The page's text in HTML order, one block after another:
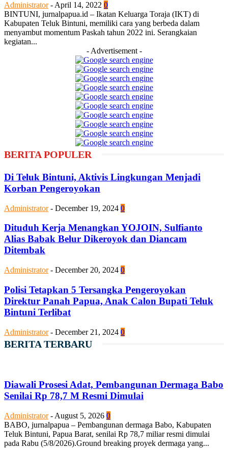
Administrator - April 14, 2022 0
BINTUNI, jurnalpapua.id – Ikatan Keluarga Toraja (IKT) di
Kabupaten Teluk Bintuni, memiliki cara yang berbeda dalam
menyambut momentum Paskah tahun 2022 ini. Serangkaian
kegiatan...
- Advertisement -
BERITA POPULER
Di Teluk Bintuni, Aktivis Lingkungan Menjadi
Korban Pengeroyokan
Administrator - December 19, 2024 0
Dituduh Kerja Menangkan YOJOIN, Sulfianto
Alias Babak Belur Dikeroyok dan Diancam
Ditembak
Administrator - December 20, 2024 0
Polisi Tetapkan 5 Tersangka Pengeroyokan
Direktur Panah Papua, Anak Calon Bupati Teluk
Bintuni Terlibat
Administrator - December 21, 2024 0
BERITA TERBARU
Diawali Prosesi Adat, Pembangunan Dermaga Babo
Senilai Rp 78,7 M Resmi Dimulai
Administrator - August 5, 2026 0
BABO, jurnalpapua – Pembangunan dermaga Babo, Kabupaten
Teluk Bintuni, Papua Barat, senilai Rp 78,7 miliar resmi dimulai
pada Rabu (5/8/2026).Ground breaking proyek dermaga yang...